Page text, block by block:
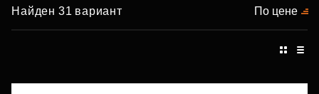
Найден 31 вариант По цене